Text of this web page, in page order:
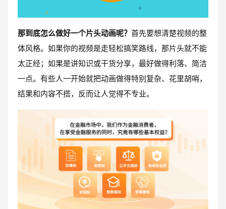
那到底怎么做好一个片头动画呢？ 首先要想清楚视频的整
体风格。如果你的视频是走轻松搞笑路线，那片头就不能
太正经；如果是讲知识或干货分享，最好做得利落、简洁
一点。有些人一开始就把动画做得特别复杂、花里胡哨，
结果和内容不搭，反而让人觉得不专业。